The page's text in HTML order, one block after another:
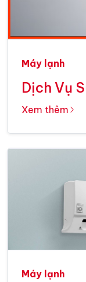
Máy lạnh
Dịch Vụ
Xem thêm
Máy lạnh